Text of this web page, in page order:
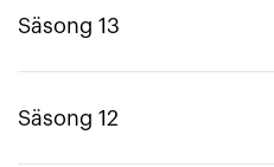
Säsong 13
Säsong 12